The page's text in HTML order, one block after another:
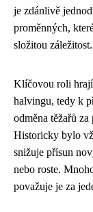
je zdánlivě
proměnných,
složitou záležitost.
Klíčovou roli hrají
halvingu, tedy k
odměna těžařů
Historicky bylo
snižuje přísun
nebo roste.
považuje je za